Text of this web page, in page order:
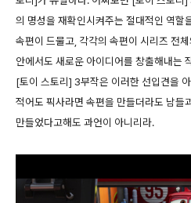
의 명성을 재확인시켜주는 절대적인 역할
속편이 드물고, 각각의 속편이 시리즈 전
안에서도 새로운 아이디어를 창출해내는
[토이 스토리] 3부작은 이러한 선입견을
적어도 픽사라면 속편을 만들더라도 남들
만들었다고해도 과언이 아니리라.